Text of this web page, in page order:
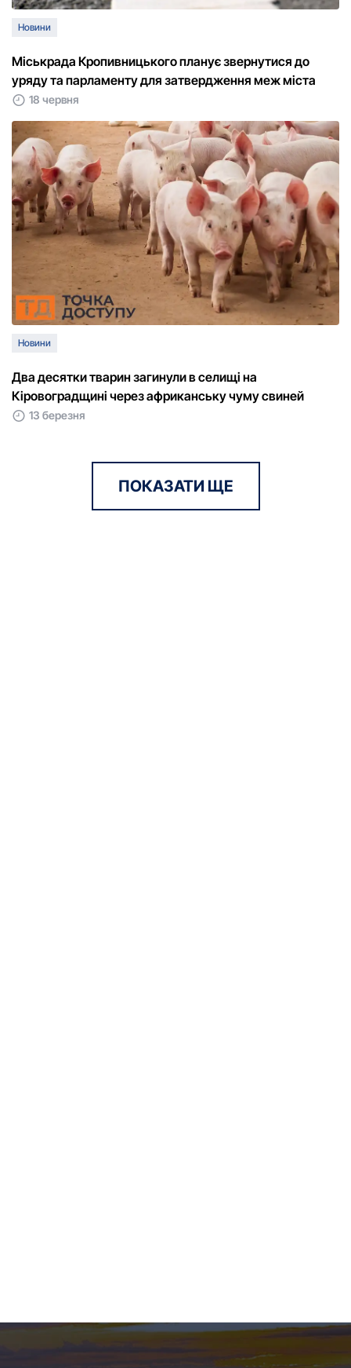
Новини
Міськрада Кропивницького планує звернутися до
уряду та парламенту для затвердження меж міста
18 червня
Новини
Два десятки тварин загинули в селищі на
Кіровоградщині через африканську чуму свиней
13 березня
ПОКАЗАТИ ЩЕ